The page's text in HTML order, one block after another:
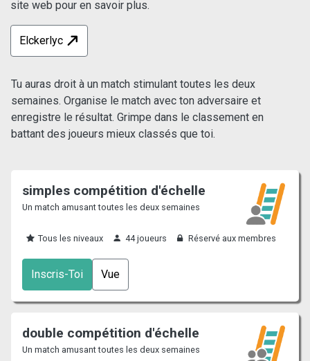
site web pour en savoir plus.
Elckerlyc
Tu auras droit à un match stimulant toutes les deux
semaines. Organise le match avec ton adversaire et
enregistre le résultat. Grimpe dans le classement en
battant des joueurs mieux classés que toi.
simples compétition d'échelle
Un match amusant toutes les deux semaines
Tous les niveaux 44 joueurs Réservé aux membres
Inscris-Toi Vue
double compétition d'échelle
Un match amusant toutes les deux semaines